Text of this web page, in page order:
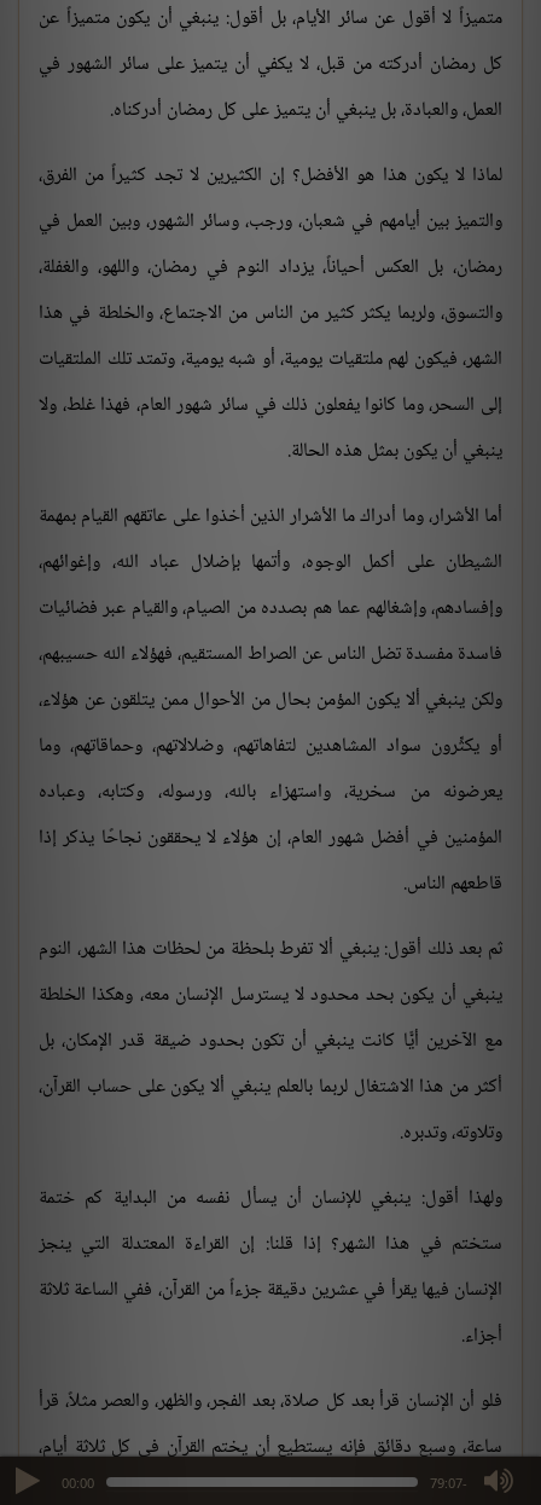
00:00 -79:07
max volume
متميزاً لا أقول عن سائر الأيام، بل أقول: ينبغي أن يكون متميزاً عن
كل رمضان أدركته من قبل، لا يكفي أن يتميز على سائر الشهور في
العمل، والعبادة، بل ينبغي أن يتميز على كل رمضان أدركناه.
لماذا لا يكون هذا هو الأفضل؟ إن الكثيرين لا تجد كثيراً من الفرق،
والتميز بين أيامهم في شعبان، ورجب، وسائر الشهور، وبين العمل في
رمضان، بل العكس أحياناً، يزداد النوم في رمضان، واللهو، والغفلة،
والتسوق، ولربما يكثر كثير من الناس من الاجتماع، والخلطة في هذا
الشهر، فيكون لهم ملتقيات يومية، أو شبه يومية، وتمتد تلك الملتقيات
إلى السحر، وما كانوا يفعلون ذلك في سائر شهور العام، فهذا غلط، ولا
ينبغي أن يكون بمثل هذه الحالة.
أما الأشرار، وما أدراك ما الأشرار الذين أخذوا على عاتقهم القيام بمهمة
الشيطان على أكمل الوجوه، وأتمها بإضلال عباد الله، وإغوائهم،
وإفسادهم، وإشغالهم عما هم بصدده من الصيام، والقيام عبر فضائيات
فاسدة مفسدة تضل الناس عن الصراط المستقيم، فهؤلاء الله حسيبهم،
ولكن ينبغي ألا يكون المؤمن بحال من الأحوال ممن يتلقون عن هؤلاء،
أو يكثِّرون سواد المشاهدين لتفاهاتهم، وضلالاتهم، وحماقاتهم، وما
يعرضونه من سخرية، واستهزاء بالله، ورسوله، وكتابه، وعباده
المؤمنين في أفضل شهور العام، إن هؤلاء لا يحققون نجاحًا يذكر إذا
قاطعهم الناس.
ثم بعد ذلك أقول: ينبغي ألا تفرط بلحظة من لحظات هذا الشهر، النوم
ينبغي أن يكون بحد محدود لا يسترسل الإنسان معه، وهكذا الخلطة
مع الآخرين أيًّا كانت ينبغي أن تكون بحدود ضيقة قدر الإمكان، بل
أكثر من هذا الاشتغال لربما بالعلم ينبغي ألا يكون على حساب القرآن،
وتلاوته، وتدبره.
ولهذا أقول: ينبغي للإنسان أن يسأل نفسه من البداية كم ختمة
ستختم في هذا الشهر؟ إذا قلنا: إن القراءة المعتدلة التي ينجز
الإنسان فيها يقرأ في عشرين دقيقة جزءاً من القرآن، ففي الساعة ثلاثة
أجزاء.
فلو أن الإنسان قرأ بعد كل صلاة، بعد الفجر، والظهر، والعصر مثلاً، قرأ
ساعة، وسبع دقائق فإنه يستطيع أن يختم القرآن في كل ثلاثة أيام،
يقرأ كل يوم عشرة أجزاء، كل ثلاثة أيام ختمة، في نهاية الشهر عشر